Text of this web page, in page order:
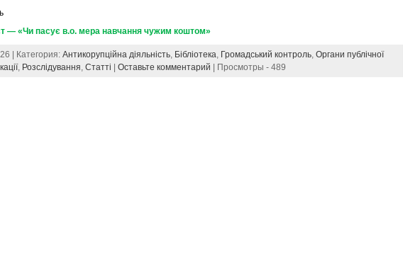
— «Чи пасує в.о. мера навчання чужим коштом»
| Категория:Антикорупційна діяльність, Бібліотека, Громадський контроль,Органи публічної
, Розслідування,Статті |Оставьте комментарий | Просмотры - 489